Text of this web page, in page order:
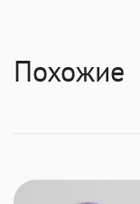
Похожие